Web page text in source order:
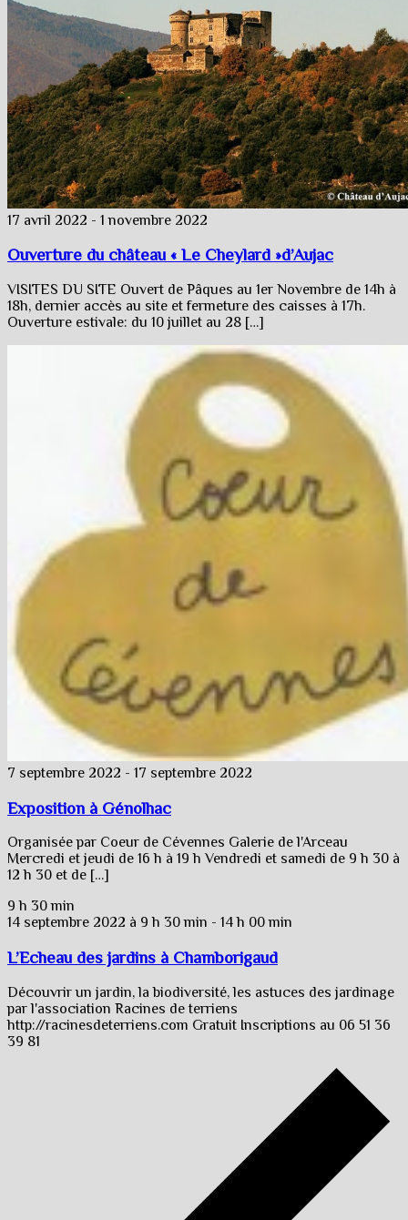
17 avril 2022 - 1 novembre 2022
Ouverture du château « Le Cheylard »d’Aujac
VISITES DU SITE Ouvert de Pâques au 1er Novembre de 14h à
18h, dernier accès au site et fermeture des caisses à 17h.
Ouverture estivale: du 10 juillet au 28 […]
7 septembre 2022 - 17 septembre 2022
Exposition à Génolhac
Organisée par Coeur de Cévennes Galerie de l'Arceau
Mercredi et jeudi de 16 h à 19 h Vendredi et samedi de 9 h 30 à
12 h 30 et de […]
9 h 30 min
14 septembre 2022 à 9 h 30 min - 14 h 00 min
L’Echeau des jardins à Chamborigaud
Découvrir un jardin, la biodiversité, les astuces des jardinage
par l'association Racines de terriens
http://racinesdeterriens.com Gratuit Inscriptions au 06 51 36
39 81